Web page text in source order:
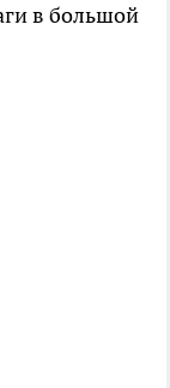
в большой